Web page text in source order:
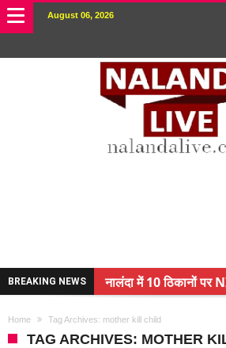
August 06, 2026
BREAKING NEWS
नालंदा में 10 ठिकानों पर
अंचल पदाधिकारी (CO)
Home Tag Archives: mother kill child
TAG ARCHIVES: MOTHER